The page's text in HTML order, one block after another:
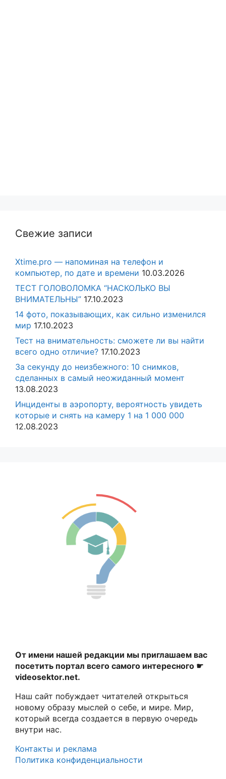
Свежие записи
Xtime.pro — напоминая на телефон и
компьютер, по дате и времени 10.03.2026
ТЕСТ ГОЛОВОЛОМКА “НАСКОЛЬКО ВЫ
ВНИМАТЕЛЬНЫ” 17.10.2023
14 фото, показывающих, как сильно изменился
мир 17.10.2023
Тест на внимательность: сможете ли вы найти
всего одно отличие? 17.10.2023
За секунду до неизбежного: 10 снимков,
сделанных в самый неожиданный момент
13.08.2023
Инциденты в аэропорту, вероятность увидеть
которые и снять на камеру 1 на 1 000 000
12.08.2023
От имени нашей редакции мы приглашаем вас
посетить портал всего самого интересного ☛
videosektor.net.
Наш сайт побуждает читателей открыться
новому образу мыслей о себе, и мире. Мир,
который всегда создается в первую очередь
внутри нас.
Контакты и реклама
Политика конфиденциальности